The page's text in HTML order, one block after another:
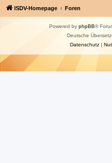
ISDV-Homepage Foren
Powered by phpBB®
Deutsche
Datenschutz|